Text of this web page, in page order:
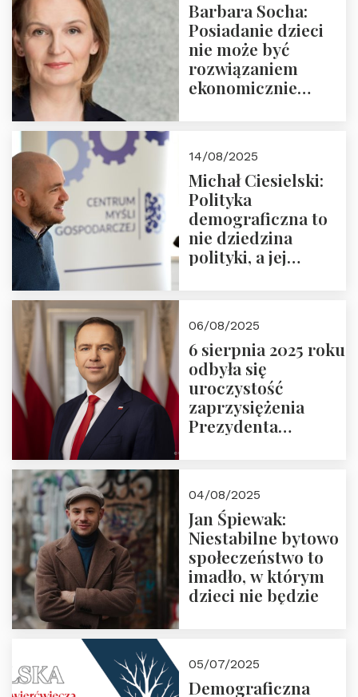
Ćwierćwiecza”
Barbara Socha:
Posiadanie dzieci
nie może być
rozwiązaniem
ekonomicznie
14/08/2025
Michał Ciesielski:
Polityka
demograficzna to
nie dziedzina
polityki, a jej
06/08/2025
6 sierpnia 2025 roku
odbyła się
uroczystość
zaprzysiężenia
Prezydenta
Nawrockiego
04/08/2025
Jan Śpiewak:
Niestabilne bytowo
społeczeństwo to
imadło, w którym
dzieci nie będzie
05/07/2025
Demograficzna